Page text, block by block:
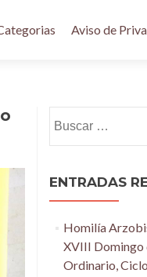
Aviso de
ENTRADAS
Homilía
XVIII Domingo
Ordinario,